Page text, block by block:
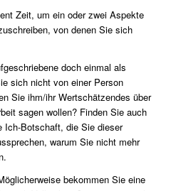
Zeit, um ein oder zwei Aspekte
von denen Sie sich
doch einmal als
sich nicht von einer Person
Sie ihm/ihr Wertschätzendes über
sagen wollen? Finden Sie auch
Ich-Botschaft, die Sie dieser
warum Sie nicht mehr
bekommen Sie eine